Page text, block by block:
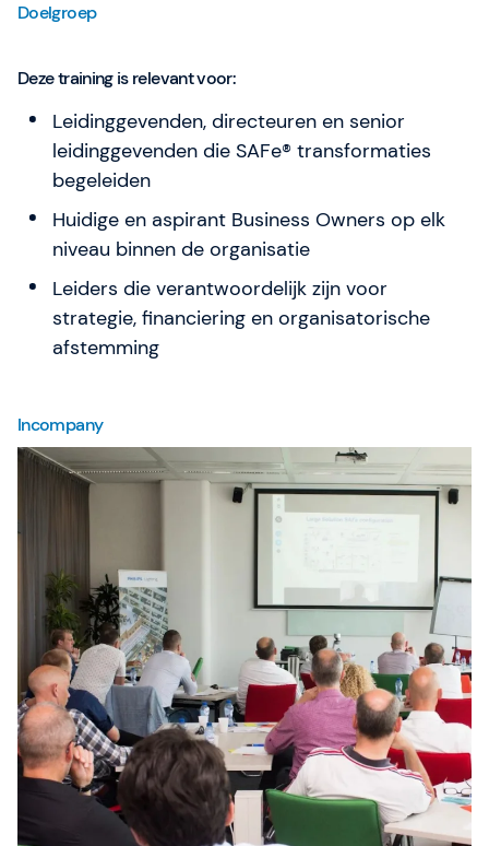
Doelgroep
Deze training is relevant voor:
Leidinggevenden, directeuren en senior
leidinggevenden die SAFe® transformaties
begeleiden
Huidige en aspirant Business Owners op elk
niveau binnen de organisatie
Leiders die verantwoordelijk zijn voor
strategie, financiering en organisatorische
afstemming
Incompany